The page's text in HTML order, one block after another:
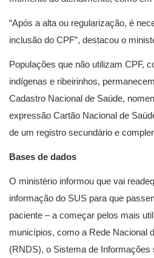
“Após a alta ou regularização, é
inclusão do CPF”, destacou o
Populações que não utilizam CPF,
indígenas e ribeirinhos,
Cadastro Nacional de Saúde,
expressão Cartão Nacional de
de um registro secundário e
Bases de dados
O ministério informou que vai
informação do SUS para que
paciente – a começar pelos mais
municípios, como a Rede Nacional
(RNDS), o Sistema de